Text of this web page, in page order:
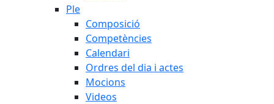
Ple
Composició
Competències
Calendari
Ordres del dia i actes
Mocions
Videos